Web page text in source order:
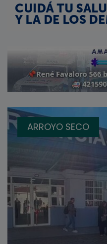
ARROYO SECO